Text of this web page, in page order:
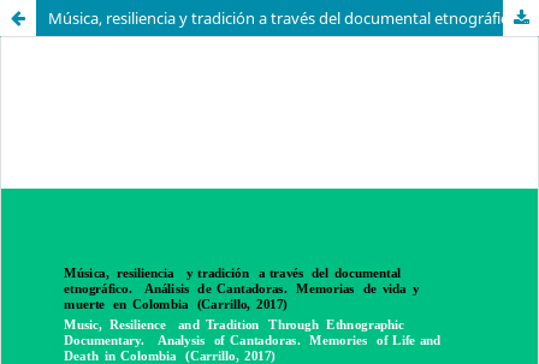
Música, resiliencia y tradición a través del documental etnográfico. Análisis de Cantadoras. Memorias de vida y muerte en Colombia (Carrillo, 2017)